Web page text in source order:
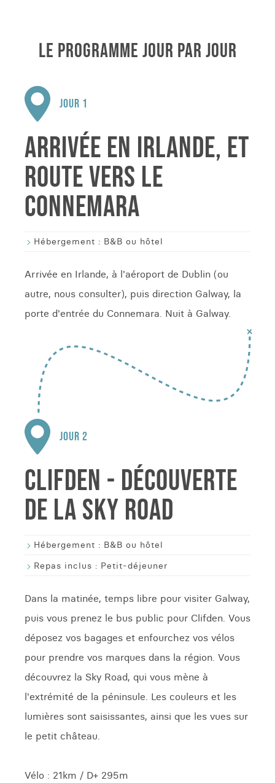
LE PROGRAMME JOUR PAR JOUR
JOUR 1
ARRIVÉE EN IRLANDE, ET
ROUTE VERS LE
CONNEMARA
Hébergement : B&B ou hôtel
Arrivée en Irlande, à l'aéroport de Dublin (ou
autre, nous consulter), puis direction Galway, la
porte d'entrée du Connemara. Nuit à Galway.
JOUR 2
CLIFDEN - DÉCOUVERTE
DE LA SKY ROAD
Hébergement : B&B ou hôtel
Repas inclus : Petit-déjeuner
Dans la matinée, temps libre pour visiter Galway,
puis vous prenez le bus public pour Clifden. Vous
déposez vos bagages et enfourchez vos vélos
pour prendre vos marques dans la région. Vous
découvrez la Sky Road, qui vous mène à
l'extrémité de la péninsule. Les couleurs et les
lumières sont saisissantes, ainsi que les vues sur
le petit château.
Vélo : 21km / D+ 295m